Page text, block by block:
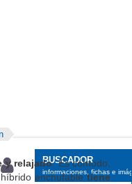
BUSCADOR
informaciones, fichas e
y relajado. Es cómodo,
enchufabletiene